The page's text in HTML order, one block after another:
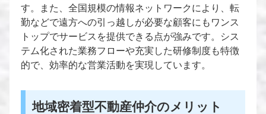
す。また、全国規模の情報ネットワークにより、転
勤などで遠方への引っ越しが必要な顧客にもワンス
トップでサービスを提供できる点が強みです。シス
テム化された業務フローや充実した研修制度も特徴
的で、効率的な営業活動を実現しています。
地域密着型不動産仲介のメリット